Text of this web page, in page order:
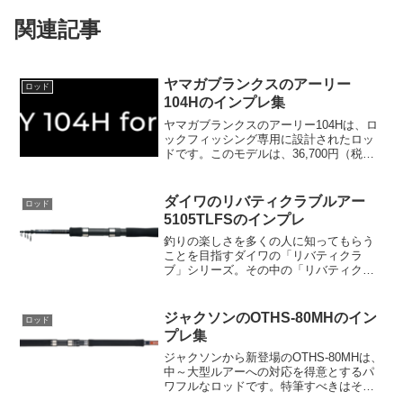
関連記事
ロッド
ヤマガブランクスのアーリー
104Hのインプレ集
ヤマガブランクスのアーリー104Hは、ロ
ックフィッシング専用に設計されたロッ
ドです。このモデルは、36,700円（税抜
ます。アーリー104Hは硬さだけでなく、
剛...
ロッド
ダイワのリバティクラブルアー
5105TLFSのインプレ
釣りの楽しさを多くの人に知ってもらう
ことを目指すダイワの「リバティクラ
ブ」シリーズ。その中の「リバティクラ
モデルとしてデザインされました。この
ロッドは、基本性能...
ロッド
ジャクソンのOTHS-80MHのイン
プレ集
ジャクソンから新登場のOTHS-80MHは、
中～大型ルアーへの対応を得意とするパ
ワフルなロッドです。特筆すべきはその